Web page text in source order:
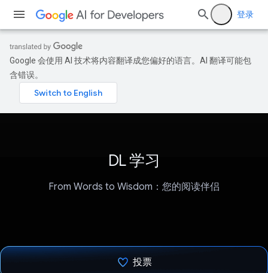
登录
Google 会使用 AI 技术将内容翻译成您偏好的语言。AI 翻译可能包
含错误。
DL 学习
From Words to Wisdom：您的阅读伴侣
投票